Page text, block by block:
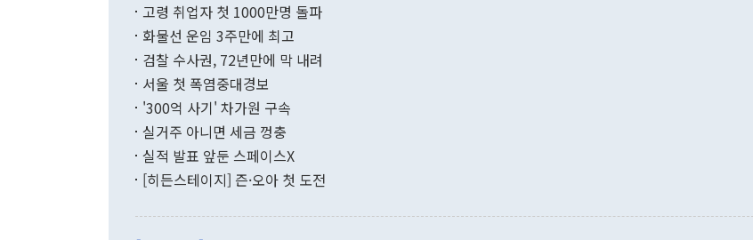
무너졌다고도 했다. 또 "현 시점에서 흘러간 선(先)비핵화만 되뇌는 것은
함께 4자 대화의 동력을 확보하기 위해 최선을 다할 것"이라고 말했다. 하
"우리의 선의대로 하는 게 과연 한반도의 평화와 안정에 플러스냐, 결론적
관은 업무보고 사후 브리핑에서 정 장관이 언급한 '4자 회담'에 대해 "이상
며 월간 기준 처음으로 1000억달러를 넘어섰다. 상품수입은 644억8000만
196.9% 급증했고 컴퓨터·주변기기(SSD)는 282.7% 증가했다. IT 품목
수출은 160.4% 늘었으며 비IT 품목도 ▲석유제품(47.5%) ▲화공품
기록했지만 지식재산권사용료수지는 전월 흑자에서 4억4000만달러 적자
로 전환됐다. 본원소득수지는 배당소득을 중심으로 32억7000만달러 흑자
는 배당수입이 늘어난 데다 전월 분기배당에 따른 기저효과로 배당지급이
고령 취업자 첫 1000만명 돌파
화물선 운임 3주만에 최고
검찰 수사권, 72년만에 막 내려
서울 첫 폭염중대경보
'300억 사기' 차가원 구속
실거주 아니면 세금 껑충
실적 발표 앞둔 스페이스X
[히든스테이지] 즌·오아 첫 도전